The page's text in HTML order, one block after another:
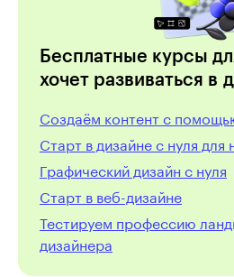
Бесплатные курсы
хочет развиваться в
Создаём контент с
Старт в дизайне с нуля для
Графический дизайн с нуля
Cтарт в веб-дизайне
Тестируем профессию
дизайнера